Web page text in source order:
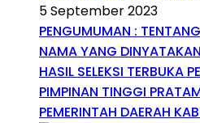
5 September 2023
PENGUMUMAN :
NAMA YANG
HASIL SELEKSI TERBUKA
PIMPINAN TINGGI
PEMERINTAH DAERAH